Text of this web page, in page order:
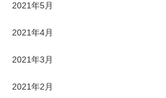
2021年5月
2021年4月
2021年3月
2021年2月